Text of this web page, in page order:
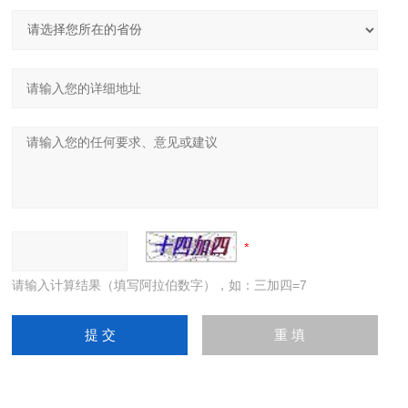
请输入计算结果（填写阿拉伯数字），如：三加四=7